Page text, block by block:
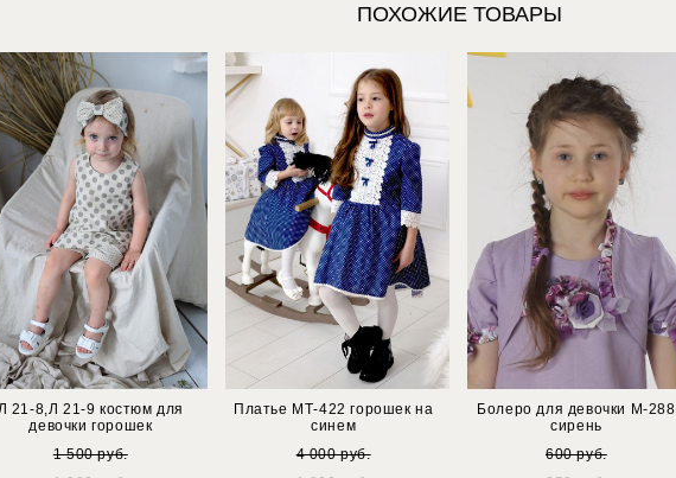
ПОХОЖИЕ ТОВАРЫ
Л 21-8,Л 21-9 костюм для
девочки горошек
1 500 pуб.
Платье МТ-422 горошек на
синем
4 000 pуб.
Болеро для девочки М-288
сирень
600 pуб.